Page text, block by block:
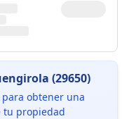
(29650)
obtener una
tu propiedad